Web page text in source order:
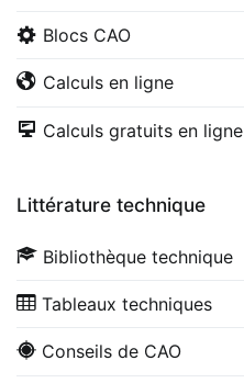
Blocs CAO
Calculs en ligne
Calculs gratuits en ligne
Littérature technique
Bibliothèque technique
Tableaux techniques
Conseils de CAO